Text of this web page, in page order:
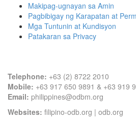
Makipag-ugnayan sa Amin
Pagbibigay ng Karapatan at
Mga Tuntunin at Kundisyon
Patakaran sa Privacy
Telephone: +63 (2) 8722 2010
Mobile: +63 917 650 9891 & +63 919
Email: philippines@odbm.org
Websites: filipino-odb.org | odb.org